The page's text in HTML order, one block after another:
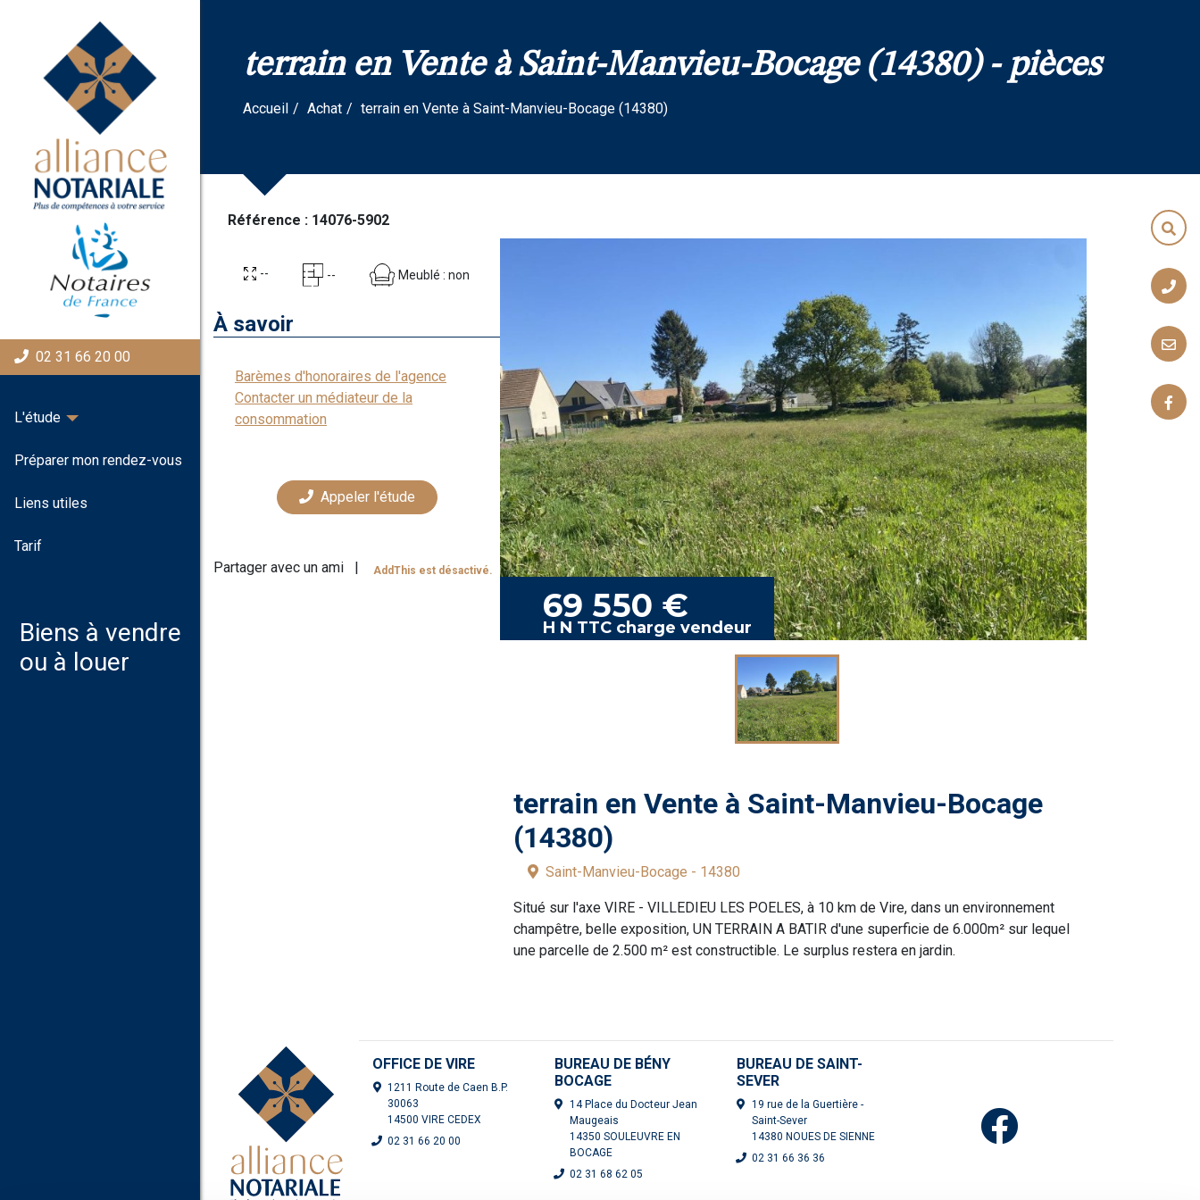
02 31 66 20 00
L'étude
Préparer mon rendez-vous
Liens utiles
Tarif
Biens à vendre
ou à louer
terrain en Vente à Saint-Manvieu-Bocage (14380) - pièces
Accueil Achat terrain en Vente à Saint-Manvieu-Bocage (14380)
Référence : 14076-5902
-- -- Meublé : non
À savoir
Barèmes d'honoraires de l'agence
Contacter un médiateur de la
consommation
Appeler l'étude
Partager avec un ami AddThis est désactivé.
69 550 €
H N TTC charge vendeur
terrain en Vente à Saint-Manvieu-Bocage
(14380)
Saint-Manvieu-Bocage - 14380
Situé sur l'axe VIRE - VILLEDIEU LES POELES, à 10 km de Vire, dans un environnement
champêtre, belle exposition, UN TERRAIN A BATIR d'une superficie de 6.000m² sur lequel
une parcelle de 2.500 m² est constructible. Le surplus restera en jardin.
OFFICE DE VIRE
1211 Route de Caen B.P.
30063
14500 VIRE CEDEX
02 31 66 20 00
BUREAU DE BÉNY
BOCAGE
14 Place du Docteur Jean
Maugeais
14350 SOULEUVRE EN
BOCAGE
02 31 68 62 05
BUREAU DE SAINT-
SEVER
19 rue de la Guertière -
Saint-Sever
14380 NOUES DE SIENNE
02 31 66 36 36